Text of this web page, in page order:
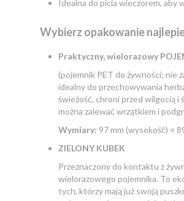
Idealna do picia wieczorem, aby
Wybierz opakowanie
Praktyczny, wielorazowy
(pojemnik PET do żywności; nie
idealny do przechowywania
świeżość, chroni przed wilgocią i
można zalewać wrzątkiem i
Wymiary: 97 mm (wysokość) ×
ZIELONY KUBEK
Przeznaczony do kontaktu z
wielorazowego pojemnika. To
tych, którzy mają już swoją